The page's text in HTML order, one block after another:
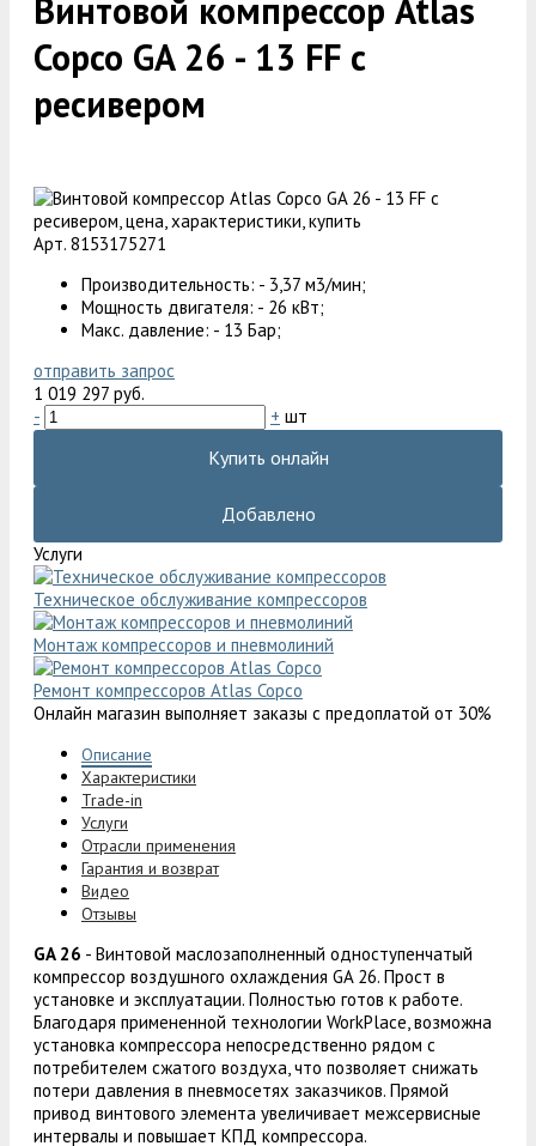
Винтовой компрессор Atlas
Copco GA 26 - 13 FF с
ресивером
Арт. 8153175271
Производительность: - 3,37 м3/мин;
Мощность двигателя: - 26 кВт;
Макс. давление: - 13 Бар;
отправить запрос
1 019 297 руб.
-
+ шт
Купить онлайн
Добавлено
Услуги
Техническое обслуживание компрессоров
Монтаж компрессоров и пневмолиний
Ремонт компрессоров Atlas Copco
Онлайн магазин выполняет заказы с предоплатой от 30%
Описание
Характеристики
Trade-in
Услуги
Отрасли применения
Гарантия и возврат
Видео
Отзывы
GA 26 - Винтовой маслозаполненный одноступенчатый
компрессор воздушного охлаждения GA 26. Прост в
установке и эксплуатации. Полностью готов к работе.
Благодаря примененной технологии WorkPlace, возможна
установка компрессора непосредственно рядом с
потребителем сжатого воздуха, что позволяет снижать
потери давления в пневмосетях заказчиков. Прямой
привод винтового элемента увеличивает межсервисные
интервалы и повышает КПД компрессора.